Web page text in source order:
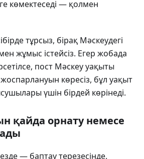
көмектеседі — қолмен
тұрсыз, бірақ Мәскеудегі
жұмыс істейсіз. Егер жобада
пост Мәскеу уақыты
көресіз, бұл уақыт
үшін бірдей көрінеді.
қайда орнату немесе
— баптау терезесінде.